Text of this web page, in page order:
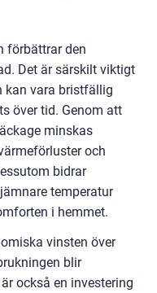
förbättrar den
Det är särskilt viktigt
kan vara bristfällig
över tid. Genom att
minskas
och
bidrar
temperatur
i hemmet.
vinsten över
blir
också en investering